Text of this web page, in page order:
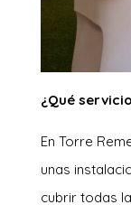
¿Qué
En Torre
unas
cubrir todas